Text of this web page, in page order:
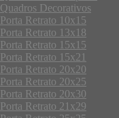
Quadros Decorativos
Porta Retrato 10x15
Porta Retrato 13x18
Porta Retrato 15x15
Porta Retrato 15x21
Porta Retrato 20x20
Porta Retrato 20x25
Porta Retrato 20x30
Porta Retrato 21x29